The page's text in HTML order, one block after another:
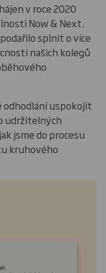
v roce 2020
Now & Next.
splnit o více
našich kolegů
odhodlání uspokojit
udržitelných
jsme do procesu
kruhového